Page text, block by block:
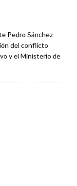
Pedro Sánchez
del conflicto
y el Ministerio de